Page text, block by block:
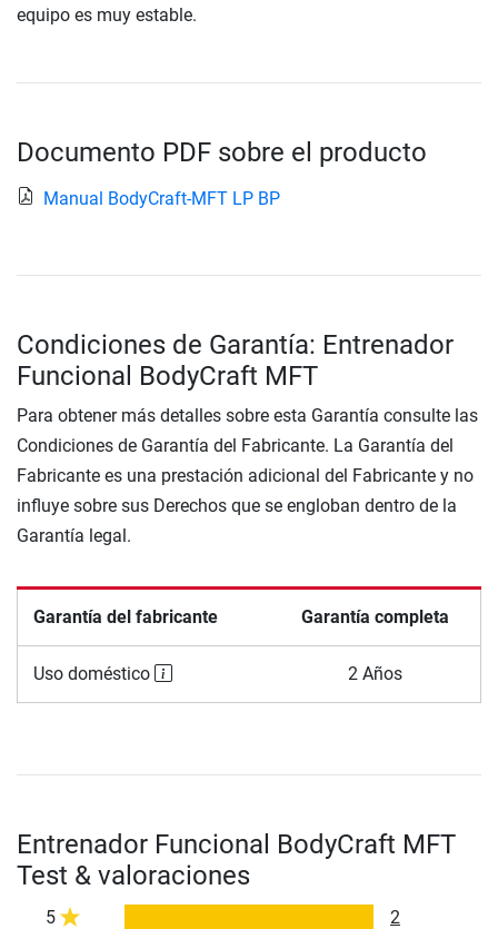
equipo es muy estable.
Documento PDF sobre el producto
Manual BodyCraft-MFT LP BP
Condiciones de Garantía: Entrenador
Funcional BodyCraft MFT
Para obtener más detalles sobre esta Garantía consulte las
Condiciones de Garantía del Fabricante. La Garantía del
Fabricante es una prestación adicional del Fabricante y no
influye sobre sus Derechos que se engloban dentro de la
Garantía legal.
Garantía del fabricante Garantía completa
Uso doméstico 2 Años
Entrenador Funcional BodyCraft MFT
Test & valoraciones
5
2